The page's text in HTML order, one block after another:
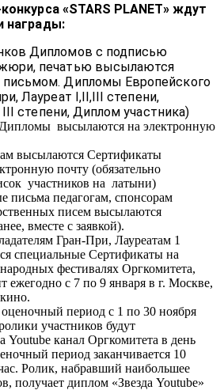
«STARS PLANET» ждут
награды:
Дипломов с подписью
печатью высылаются
письмом. Дипломы Европейского
Лауреат I,II,III степени,
степени, Диплом участника)
высылаются на электронную
высылаются Сертификаты
почту (обязательно
участников на латыни)
письма педагогам, спонсорам
писем высылаются
вместе с заявкой).
Гран-При, Лауреатам 1
специальные Сертификаты на
фестивалях Оргкомитета,
ежегодно с 7 по 9 января в г. Москве,
период с 1 по 30 ноября
участников будут
Youtube канал Оргкомитета в день
период заканчивается 10
Ролик, набравший наибольшее
получает диплом «Звезда Youtube»